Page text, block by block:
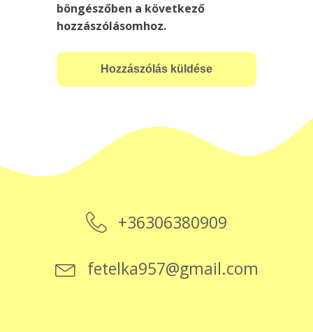
böngészőben a következő
hozzászólásomhoz.
+36306380909
fetelka957@gmail.com